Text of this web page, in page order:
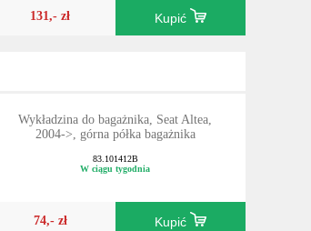
131,- zł Kupić
Wykładzina do bagażnika, Seat Altea,
2004->, górna półka bagażnika
83.101412B
W ciągu tygodnia
74,- zł Kupić